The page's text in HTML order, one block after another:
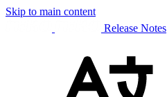
Skip to main content
Release Notes